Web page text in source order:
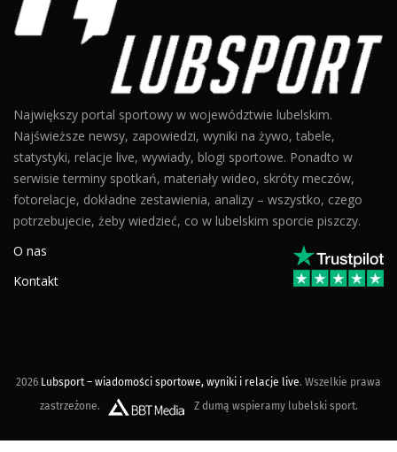
Największy portal sportowy w województwie lubelskim.
Najświeższe newsy, zapowiedzi, wyniki na żywo, tabele,
statystyki, relacje live, wywiady, blogi sportowe. Ponadto w
serwisie terminy spotkań, materiały wideo, skróty meczów,
fotorelacje, dokładne zestawienia, analizy – wszystko, czego
potrzebujecie, żeby wiedzieć, co w lubelskim sporcie piszczy.
O nas
Kontakt
2026 Lubsport – wiadomości sportowe, wyniki i relacje live. Wszelkie prawa
zastrzeżone.
Z dumą wspieramy lubelski sport.